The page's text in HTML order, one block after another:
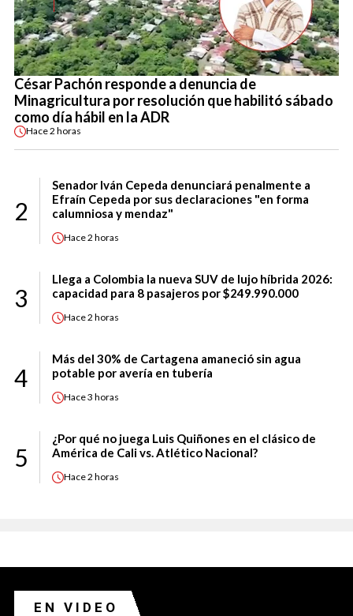
César Pachón responde a denuncia de
Minagricultura por resolución que habilitó sábado
como día hábil en la ADR
Hace2 horas
2
Senador Iván Cepeda denunciará penalmente a
Efraín Cepeda por sus declaraciones "en forma
calumniosa y mendaz"
Hace2 horas
3
Llega a Colombia la nueva SUV de lujo híbrida 2026:
capacidad para 8 pasajeros por $249.990.000
Hace2 horas
4
Más del 30% de Cartagena amaneció sin agua
potable por avería en tubería
Hace3 horas
5
¿Por qué no juega Luis Quiñones en el clásico de
América de Cali vs. Atlético Nacional?
Hace2 horas
EN VIDEO